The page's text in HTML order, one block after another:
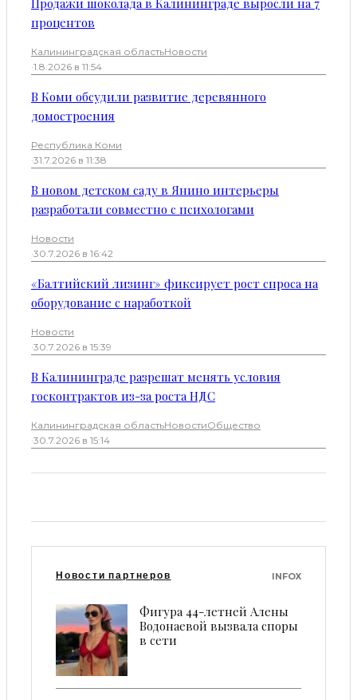
Продажи шоколада в Калининграде выросли на 7
процентов
Калининградская областьНовости
·1.8.2026 в 11:54
В Коми обсудили развитие деревянного
домостроения
Республика Коми
·31.7.2026 в 11:38
В новом детском саду в Янино интерьеры
разработали совместно с психологами
Новости
·30.7.2026 в 16:42
«Балтийский лизинг» фиксирует рост спроса на
оборудование с наработкой
Новости
·30.7.2026 в 15:39
В Калининграде разрешат менять условия
госконтрактов из-за роста НДС
Калининградская областьНовостиОбщество
·30.7.2026 в 15:14
Новости партнеров INFOX
Фигура 44-летней Алены
Водонаевой вызвала споры
в сети